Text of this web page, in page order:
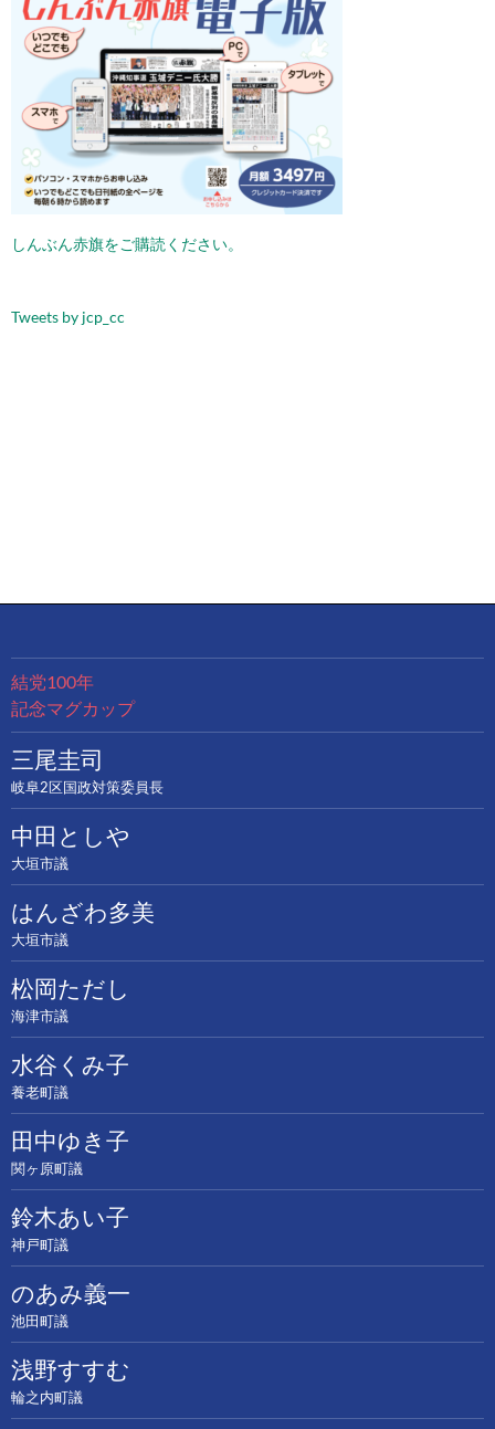
ン
しんぶん赤旗をご購読ください。
Tweets by jcp_cc
結党100年
記念マグカップ
三尾圭司
岐阜2区国政対策委員長
中田としや
大垣市議
はんざわ多美
大垣市議
松岡ただし
海津市議
水谷くみ子
養老町議
田中ゆき子
関ヶ原町議
鈴木あい子
神戸町議
のあみ義一
池田町議
浅野すすむ
輪之内町議